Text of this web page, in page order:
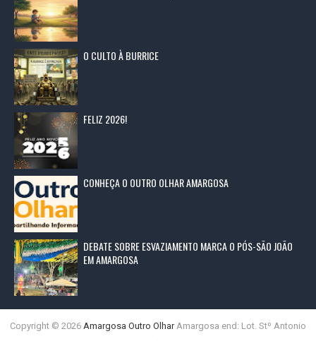
O CULTO À BURRICE
FELIZ 2026!
CONHEÇA O OUTRO OLHAR AMARGOSA
DEBATE SOBRE ESVAZIAMENTO MARCA O PÓS-SÃO JOÃO
EM AMARGOSA
Copyright © 2026 Amargosa Outro Olhar Amargosa end: Lot. Stº Antonio